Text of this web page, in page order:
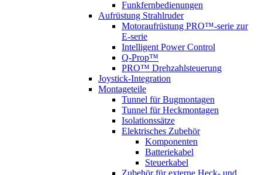
Funkfernbedienungen
Aufrüstung Strahlruder
Motoraufrüstung PRO™-serie zur
E-serie
Intelligent Power Control
Q-Prop™
PRO™ Drehzahlsteuerung
Joystick-Integration
Montageteile
Tunnel für Bugmontagen
Tunnel für Heckmontagen
Isolationssätze
Elektrisches Zubehör
Komponenten
Batteriekabel
Steuerkabel
Zubehör für externe Heck- und